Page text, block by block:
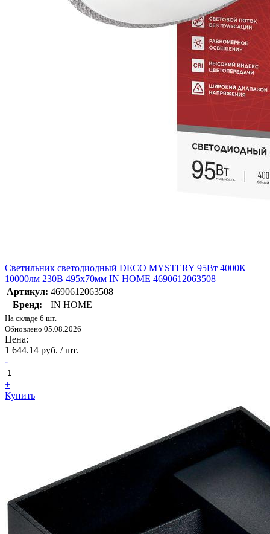
Светильник светодиодный DECO MYSTERY 95Вт 4000К
10000лм 230В 495х70мм IN HOME 4690612063508
Артикул: 4690612063508
Бренд:
IN HOME
На складе 6 шт.
Обновлено 05.08.2026
Цена:
1 644.14 руб. / шт.
-
+
Купить